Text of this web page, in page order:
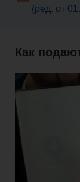
(ред. от
Как